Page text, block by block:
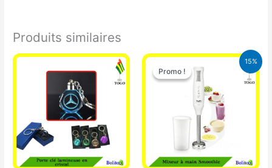
Produits similaires
15%
Promo !
Promo !
Le
prix
initial
était :
12.900 CFA.
Le